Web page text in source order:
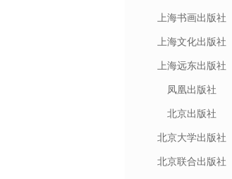
上海书画出版社
上海文化出版社
上海远东出版社
凤凰出版社
北京出版社
北京大学出版社
北京联合出版社